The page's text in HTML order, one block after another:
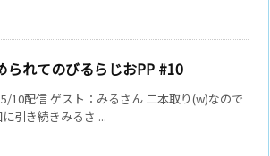
られてのびるらじおPP #10
10配信 ゲスト：みるさん 二本取り(w)なので
引き続きみるさ ...